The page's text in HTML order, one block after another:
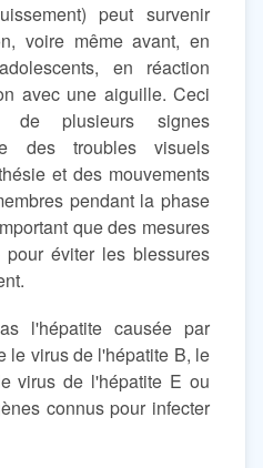
peut survenir
voire même avant, en
en réaction
avec une aiguille. Ceci
de plusieurs signes
des troubles visuels
et des mouvements
pendant la phase
que des mesures
éviter les blessures
l'hépatite causée par
le virus de l'hépatite B, le
virus de l'hépatite E ou
connus pour infecter